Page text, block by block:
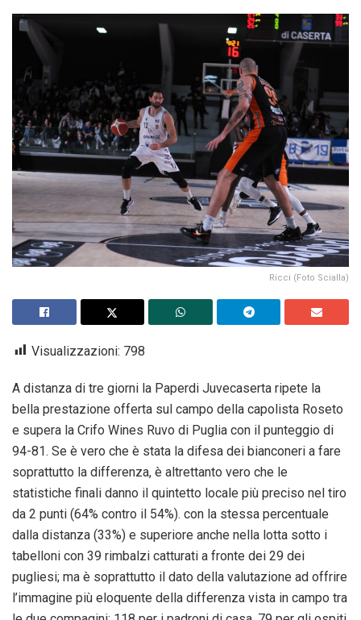
Ricci (Foto Scialla)
Visualizzazioni: 798
A distanza di tre giorni la Paperdi Juvecaserta ripete la
bella prestazione offerta sul campo della capolista Roseto
e supera la Crifo Wines Ruvo di Puglia con il punteggio di
94-81. Se è vero che è stata la difesa dei bianconeri a fare
soprattutto la differenza, è altrettanto vero che le
statistiche finali danno il quintetto locale più preciso nel tiro
da 2 punti (64% contro il 54%). con la stessa percentuale
dalla distanza (33%) e superiore anche nella lotta sotto i
tabelloni con 39 rimbalzi catturati a fronte dei 29 dei
pugliesi; ma è soprattutto il dato della valutazione ad offrire
l’immagine più eloquente della differenza vista in campo tra